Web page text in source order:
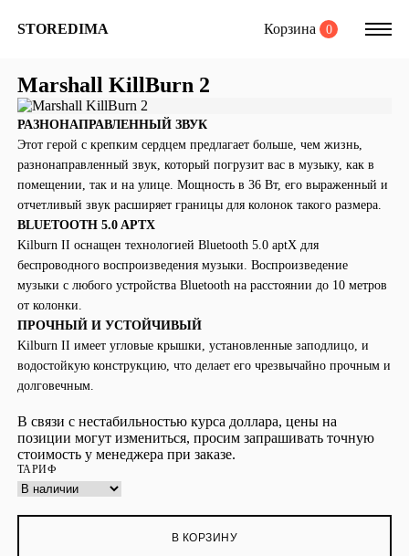
STOREDIMA Корзина 0
Marshall KillBurn 2
РАЗНОНАПРАВЛЕННЫЙ ЗВУК
Этот герой с крепким сердцем предлагает больше, чем жизнь,
разнонаправленный звук, который погрузит вас в музыку, как в
помещении, так и на улице. Мощность в 36 Вт, его выраженный и
отчетливый звук расширяет границы для колонок такого размера.
BLUETOOTH 5.0 APTX
Kilburn II оснащен технологией Bluetooth 5.0 aptX для
беспроводного воспроизведения музыки. Воспроизведение
музыки с любого устройства Bluetooth на расстоянии до 10 метров
от колонки.
ПРОЧНЫЙ И УСТОЙЧИВЫЙ
Kilburn II имеет угловые крышки, установленные заподлицо, и
водостойкую конструкцию, что делает его чрезвычайно прочным и
долговечным.
В связи с нестабильностью курса доллара, цены на
позиции могут измениться, просим запрашивать точную
стоимость у менеджера при заказе.
ТАРИФ
В КОРЗИНУ